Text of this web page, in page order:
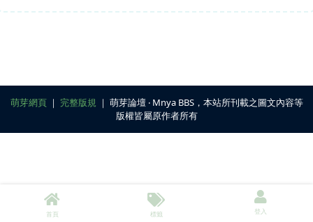
萌芽網頁｜ 完整版規 ｜ 萌芽論壇 ‧ Mnya BBS，本站所刊載之圖文內容等
版權皆屬原作者所有
首頁 標籤 登入